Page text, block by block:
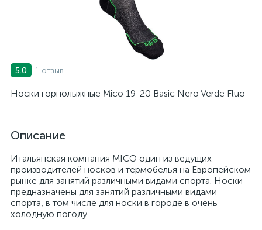
5.0 1 отзыв
Носки горнолыжные Mico 19-20 Basic Nero Verde Fluo
Описание
Итальянская компания MICO один из ведущих
производителей носков и термобелья на Европейском
рынке для занятий различными видами спорта. Носки
предназначены для занятий различными видами
спорта, в том числе для носки в городе в очень
холодную погоду.